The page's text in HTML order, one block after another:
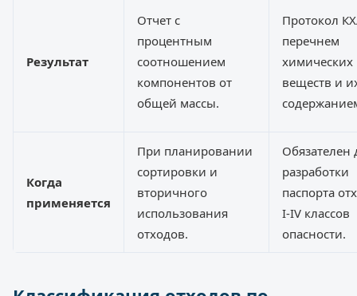
Результат
Отчет с
процентным
соотношением
компонентов от
общей массы.
Протокол
перечнем
химических
веществ и
Когда
применяется
При планировании
сортировки и
вторичного
использования
отходов.
Обязателен
разработки
паспорта
I-IV классов
опасности.